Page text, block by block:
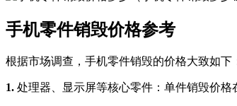
手机零件销毁价格参考
根据市场调查，手机零件销毁的价格大致如下
1. 处理器、显示屏等核心零件：单件销毁价格